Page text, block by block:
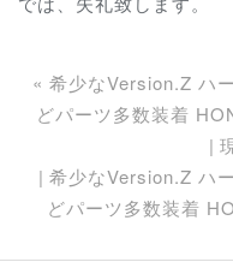
« 希少なVersion.Z ハ
どパーツ多数装着
希少なVersion.Z ハ
どパーツ多数装着